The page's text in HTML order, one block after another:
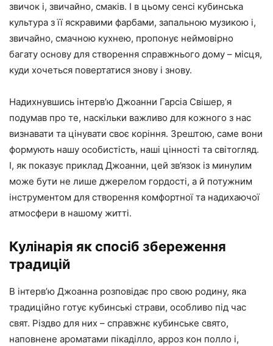
звичок і, звичайно, смаків. І в цьому сенсі кубинська
культура з її яскравими фарбами, запальною музикою і,
звичайно, смачною кухнею, пропонує неймовірно
багату основу для створення справжнього дому – місця,
куди хочеться повертатися знову і знову.
Надихнувшись інтерв’ю Джоанни Гарсіа Свішер, я
подумав про те, наскільки важливо для кожного з нас
визнавати та цінувати своє коріння. Зрештою, саме вони
формують нашу особистість, наші цінності та світогляд.
І, як показує приклад Джоанни, цей зв’язок із минулим
може бути не лише джерелом гордості, а й потужним
інструментом для створення комфортної та надихаючої
атмосфери в нашому житті.
Кулінарія як спосіб збереження
традицій
В інтерв’ю Джоанна розповідає про свою родину, яка
традиційно готує кубинські страви, особливо під час
свят. Різдво для них – справжнє кубинське свято,
наповнене ароматами пікаділло, арроз кон полло і,